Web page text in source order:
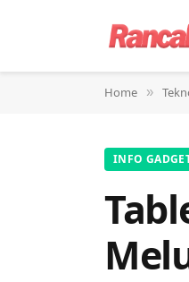
Home »
INFO